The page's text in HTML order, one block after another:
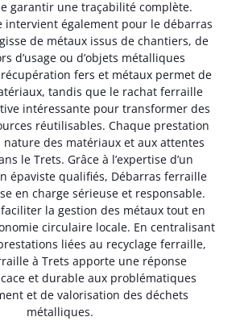
garantir une traçabilité complète.
intervient également pour le débarras
de métaux issus de chantiers, de
d’usage ou d’objets métalliques
fers et métaux permet de
tandis que le rachat ferraille
intéressante pour transformer des
réutilisables. Chaque prestation
nature des matériaux et aux attentes
le Trets. Grâce à l’expertise d’un
épaviste qualifiés, Débarras ferraille
en charge sérieuse et responsable.
faciliter la gestion des métaux tout en
circulaire locale. En centralisant
liées au recyclage ferraille,
à Trets apporte une réponse
et durable aux problématiques
et de valorisation des déchets
métalliques.